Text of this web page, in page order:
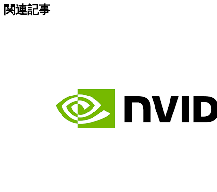
関連記事